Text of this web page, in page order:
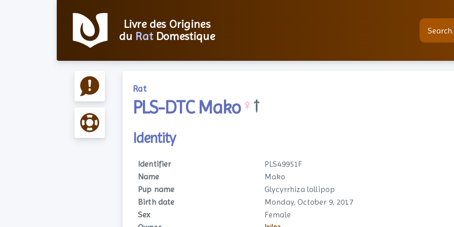
Livre des Origines
du RatDomestique
Rat
PLS-DTC Mako♀ †
Identity
Identifier
PLS49951F
Name
Mako
Pup name
Glycyrrhiza lollipop
Birth date
Monday, October 9, 2017
Sex
Female